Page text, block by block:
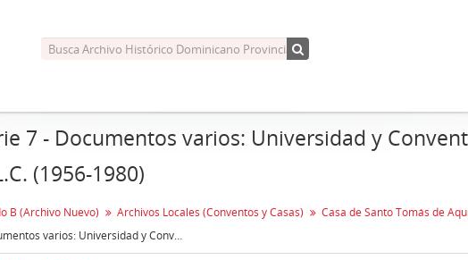
7 - Documentos varios: Universidad y
(1956-1980)
B (Archivo Nuevo) Archivos Locales (Conventos y Casas)
Documentos varios: Universidad y Convento Santo Tomás de Aquino, U.L.C. (1956-1980)